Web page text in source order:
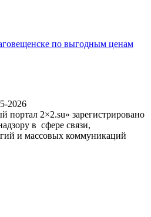
по выгодным ценам
2026
портал 2×2.su» зарегистрировано
в сфере связи,
и массовых коммуникаций